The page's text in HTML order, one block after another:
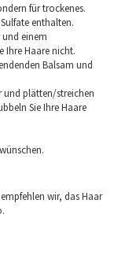
für trockenes.
enthalten.
und einem
Ihre Haare nicht.
Balsam und
und plätten/streichen
Sie Ihre Haare
wir, das Haar